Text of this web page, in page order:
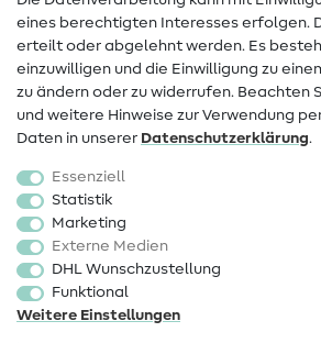
Widerrufsrecht
Beliebt
Stoffe
Sale
Schnittmuster
eines berechtigten Interesses erfolgen.
erteilt oder abgelehnt werden. Es
einzuwilligen und die Einwilligung zu
zu ändern oder zu widerrufen. Beachten
und weitere Hinweise zur Verwendung
Daten in unserer Daten­schutz­erklärung.
Essenziell
Statistik
Marketing
Externe Medien
DHL Wunschzustellung
Funktional
Weitere Einstellungen